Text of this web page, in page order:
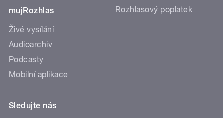
mujRozhlas
Živé vysílání
Audioarchiv
Podcasty
Mobilní aplikace
Rozhlasový poplatek
Sledujte nás